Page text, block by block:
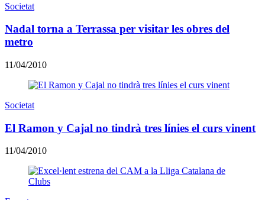
Societat
Nadal torna a Terrassa per visitar les obres del
metro
11/04/2010
Societat
El Ramon y Cajal no tindrà tres línies el curs vinent
11/04/2010